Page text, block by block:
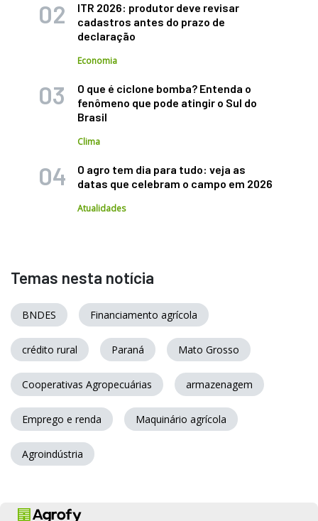
ITR 2026: produtor deve revisar
cadastros antes do prazo de
declaração
Economia
O que é ciclone bomba? Entenda o
fenômeno que pode atingir o Sul do
Brasil
Clima
O agro tem dia para tudo: veja as
datas que celebram o campo em 2026
Atualidades
Temas nesta notícia
BNDES Financiamento agrícola
crédito rural Paraná Mato Grosso
Cooperativas Agropecuárias armazenagem
Emprego e renda Maquinário agrícola
Agroindústria